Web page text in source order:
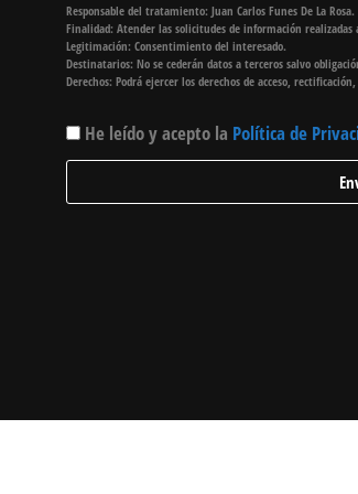
Responsable del tratamiento: Juan Carlos Funes De La Rosa.
Finalidad: Atender las solicitudes de información
Legitimación: Consentimiento del interesado.
Destinatarios: No se cederán datos a terceros salvo
Derechos: Podrá ejercer los derechos de acceso,
He leído y acepto la Política de